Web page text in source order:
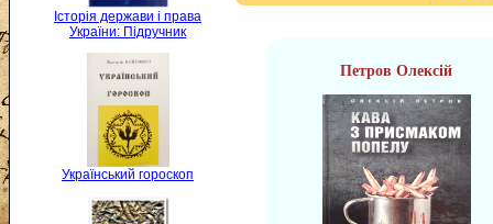
Історія держави і права
України: Підручник
Український гороскоп
Петров Олексій